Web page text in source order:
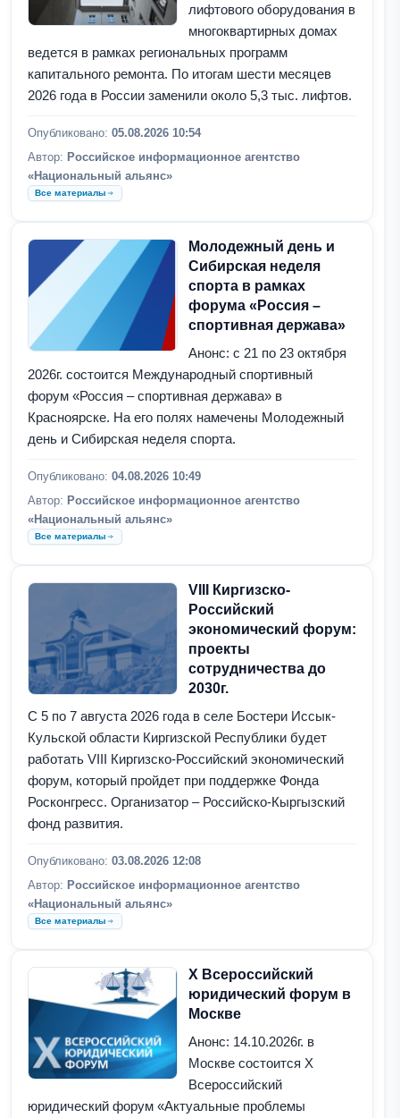
лифтового оборудования в
многоквартирных домах
ведется в рамках региональных программ
капитального ремонта. По итогам шести месяцев
2026 года в России заменили около 5,3 тыс. лифтов.
Опубликовано: 05.08.2026 10:54
Автор: Российское информационное агентство
«Национальный альянс»
Все материалы
Молодежный день и
Сибирская неделя
спорта в рамках
форума «Россия –
спортивная держава»
Анонс: с 21 по 23 октября
2026г. состоится Международный спортивный
форум «Россия – спортивная держава» в
Красноярске. На его полях намечены Молодежный
день и Сибирская неделя спорта.
Опубликовано: 04.08.2026 10:49
Автор: Российское информационное агентство
«Национальный альянс»
Все материалы
VIII Киргизско-
Российский
экономический форум:
проекты
сотрудничества до
2030г.
С 5 по 7 августа 2026 года в селе Бостери Иссык-
Кульской области Киргизской Республики будет
работать VIII Киргизско-Российский экономический
форум, который пройдет при поддержке Фонда
Росконгресс. Организатор – Российско-Кыргызский
фонд развития.
Опубликовано: 03.08.2026 12:08
Автор: Российское информационное агентство
«Национальный альянс»
Все материалы
X Всероссийский
юридический форум в
Москве
Анонс: 14.10.2026г. в
Москве состоится X
Всероссийский
юридический форум «Актуальные проблемы